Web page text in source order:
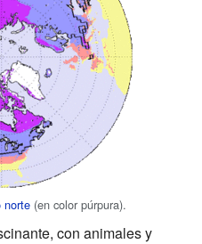
norte (en color púrpura).
con animales y